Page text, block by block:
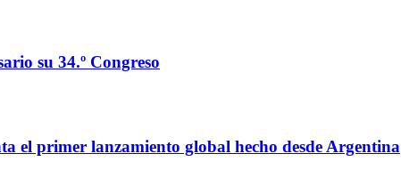
su 34.º Congreso
el primer lanzamiento global hecho desde Argentina